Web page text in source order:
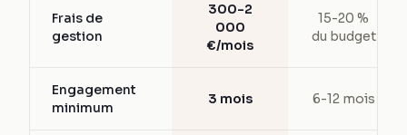
Frais de
gestion
300-2
000
€/mois
15-20 %
du budget
Engagement
minimum
3 mois 6-12 mois